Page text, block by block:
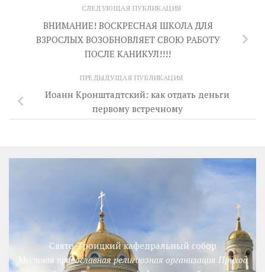
СЛЕДУЮЩАЯ ПУБЛИКАЦИЯ
ВНИМАНИЕ! ВОСКРЕСНАЯ ШКОЛА ДЛЯ
ВЗРОСЛЫХ ВОЗОБНОВЛЯЕТ СВОЮ РАБОТУ
ПОСЛЕ КАНИКУЛ!!!!
ПРЕДЫДУЩАЯ ПУБЛИКАЦИЯ
Иоанн Кронштадтский: как отдать деньги
первому встречному
Свято-Троицкий кафедральный собор
Местная православная религиозная организация Приход